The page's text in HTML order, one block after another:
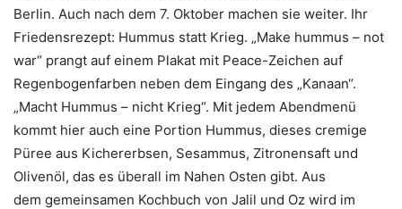
Berlin. Auch nach dem 7. Oktober machen sie weiter. Ihr
Friedensrezept: Hummus statt Krieg. „Make hummus – not
war“ prangt auf einem Plakat mit Peace-Zeichen auf
Regenbogenfarben neben dem Eingang des „Kanaan“.
„Macht Hummus – nicht Krieg“. Mit jedem Abendmenü
kommt hier auch eine Portion Hummus, dieses cremige
Püree aus Kichererbsen, Sesammus, Zitronensaft und
Olivenöl, das es überall im Nahen Osten gibt. Aus
dem gemeinsamen Kochbuch von Jalil und Oz wird im